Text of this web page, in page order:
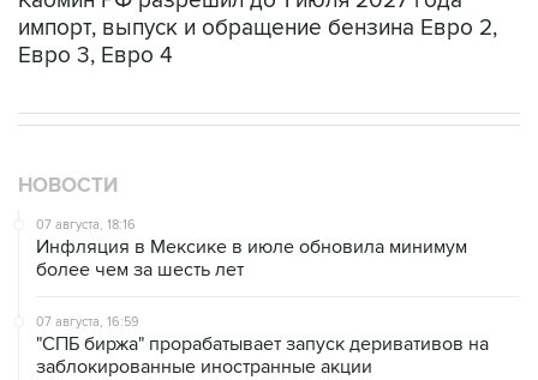
импорт, выпуск и обращение бензина Евро 2,
Евро 3, Евро 4
НОВОСТИ
07 августа, 18:16
Инфляция в Мексике в июле обновила минимум
более чем за шесть лет
07 августа, 16:59
"СПБ биржа" прорабатывает запуск деривативов на
заблокированные иностранные акции